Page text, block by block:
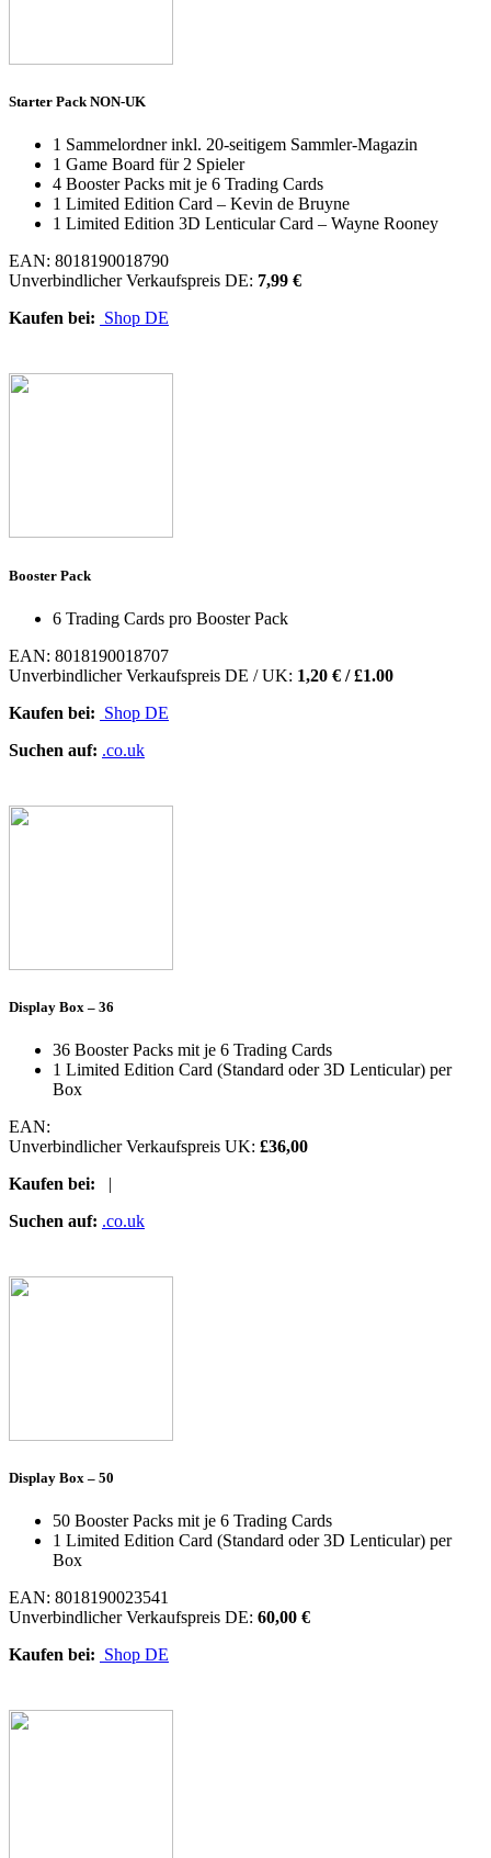
Starter Pack NON-UK
1 Sammelordner inkl. 20-seitigem Sammler-Magazin
1 Game Board für 2 Spieler
4 Booster Packs mit je 6 Trading Cards
1 Limited Edition Card – Kevin de Bruyne
1 Limited Edition 3D Lenticular Card – Wayne Rooney
EAN: 8018190018790
Unverbindlicher Verkaufspreis DE: 7,99 €
Kaufen bei: Shop DE
Booster Pack
6 Trading Cards pro Booster Pack
EAN: 8018190018707
Unverbindlicher Verkaufspreis DE / UK: 1,20 € /£1.00
Kaufen bei: Shop DE
Suchen auf: .co.uk
Display Box – 36
36 Booster Packs mit je 6 Trading Cards
1 Limited Edition Card (Standard oder 3D Lenticular) per
Box
EAN:
Unverbindlicher Verkaufspreis UK: £36,00
Kaufen bei:
|
Suchen auf: .co.uk
Display Box – 50
50 Booster Packs mit je 6 Trading Cards
1 Limited Edition Card (Standard oder 3D Lenticular) per
Box
EAN: 8018190023541
Unverbindlicher Verkaufspreis DE: 60,00 €
Kaufen bei: Shop DE